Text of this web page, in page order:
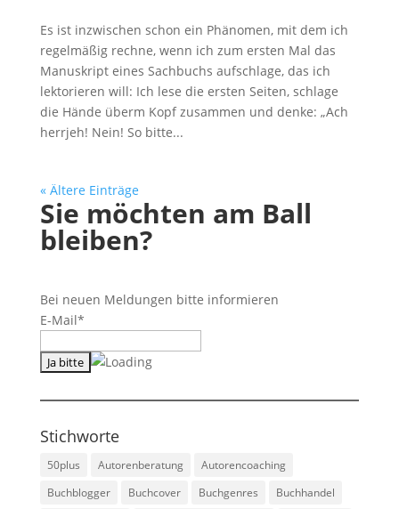
Es ist inzwischen schon ein Phänomen, mit dem ich
regelmäßig rechne, wenn ich zum ersten Mal das
Manuskript eines Sachbuchs aufschlage, das ich
lektorieren will: Ich lese die ersten Seiten, schlage
die Hände überm Kopf zusammen und denke: „Ach
herrjeh! Nein! So bitte...
« Ältere Einträge
Sie möchten am Ball
bleiben?
Bei neuen Meldungen bitte informieren
E-Mail*
Stichworte
50plus Autorenberatung
Autorencoaching
Buchblogger
Buchcover Buchgenres
Buchhandel